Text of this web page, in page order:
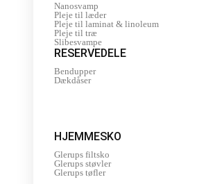
Nanosvamp
Pleje til læder
Pleje til laminat & linoleum
Pleje til træ
Slibesvampe
RESERVEDELE
Bendupper
Dækdåser
HJEMMESKO
Glerups filtsko
Glerups støvler
Glerups tøfler